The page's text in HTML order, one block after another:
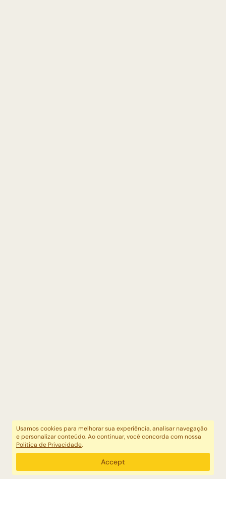
Usamos cookies para melhorar sua experiência, analisar navegação
e personalizar conteúdo. Ao continuar, você concorda com nossa
Política de Privacidade.
Accept